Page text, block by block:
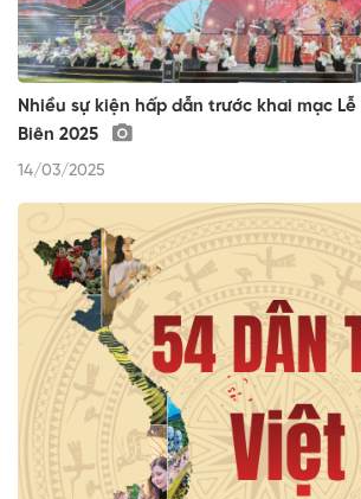
Nhiều sự kiện hấp dẫn trước khai mạc
Biên 2025
14/03/2025